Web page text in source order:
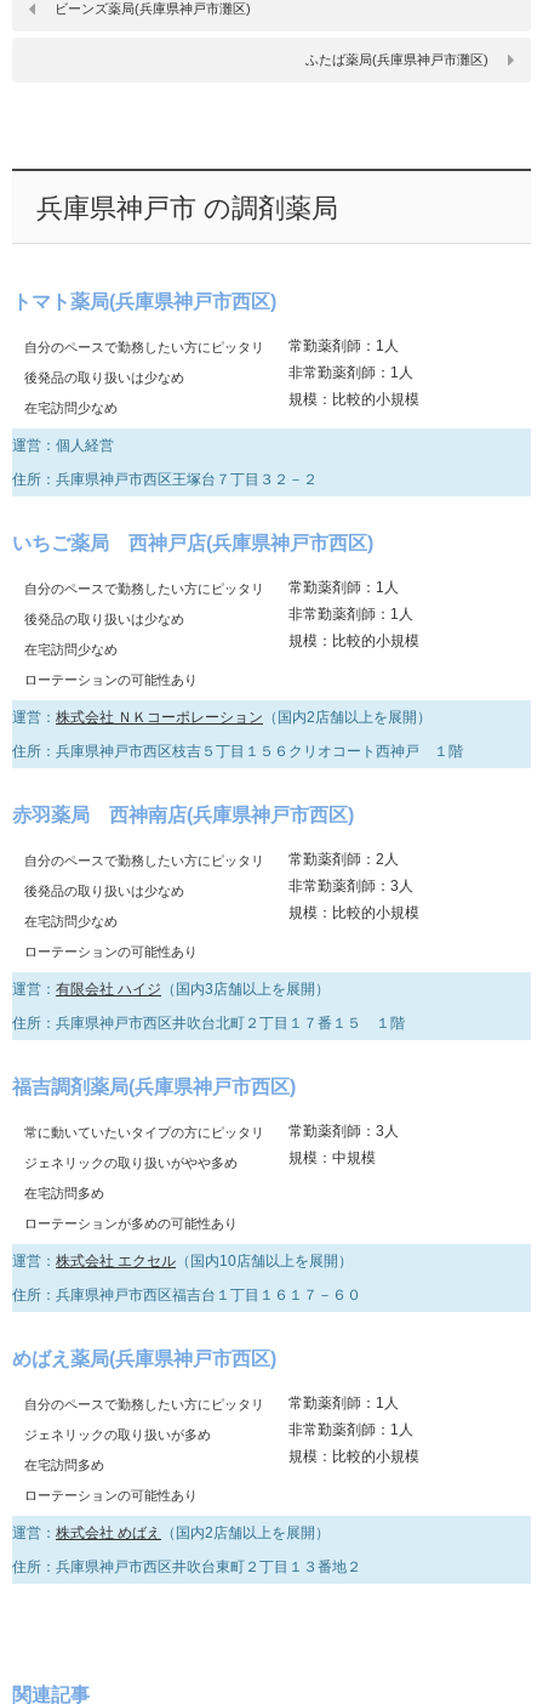
ビーンズ薬局(兵庫県神戸市灘区)
ふたば薬局(兵庫県神戸市灘区)
兵庫県神戸市 の調剤薬局
トマト薬局(兵庫県神戸市西区)
自分のペースで勤務したい方にピッタリ
後発品の取り扱いは少なめ
在宅訪問少なめ
常勤薬剤師：1人
非常勤薬剤師：1人
規模：比較的小規模
運営：個人経営
住所：兵庫県神戸市西区王塚台７丁目３２－２
いちご薬局 西神戸店(兵庫県神戸市西区)
自分のペースで勤務したい方にピッタリ
後発品の取り扱いは少なめ
在宅訪問少なめ
ローテーションの可能性あり
常勤薬剤師：1人
非常勤薬剤師：1人
規模：比較的小規模
運営： 株式会社 ＮＫコーポレーション （国内2店舗以上を展開）
住所：兵庫県神戸市西区枝吉５丁目１５６クリオコート西神戸 １階
赤羽薬局 西神南店(兵庫県神戸市西区)
自分のペースで勤務したい方にピッタリ
後発品の取り扱いは少なめ
在宅訪問少なめ
ローテーションの可能性あり
常勤薬剤師：2人
非常勤薬剤師：3人
規模：比較的小規模
運営： 有限会社 ハイジ （国内3店舗以上を展開）
住所：兵庫県神戸市西区井吹台北町２丁目１７番１５ １階
福吉調剤薬局(兵庫県神戸市西区)
常に動いていたいタイプの方にピッタリ
ジェネリックの取り扱いがやや多め
在宅訪問多め
ローテーションが多めの可能性あり
常勤薬剤師：3人
規模：中規模
運営： 株式会社 エクセル （国内10店舗以上を展開）
住所：兵庫県神戸市西区福吉台１丁目１６１７－６０
めばえ薬局(兵庫県神戸市西区)
自分のペースで勤務したい方にピッタリ
ジェネリックの取り扱いが多め
在宅訪問多め
ローテーションの可能性あり
常勤薬剤師：1人
非常勤薬剤師：1人
規模：比較的小規模
運営： 株式会社 めばえ
（国内2店舗以上を展開）
住所：兵庫県神戸市西区井吹台東町２丁目１３番地２
関連記事